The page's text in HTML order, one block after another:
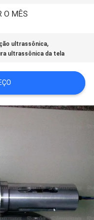
O MÊS
ultrassônica,
ultrassônica da tela